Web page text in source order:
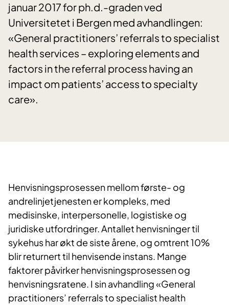
januar 2017 for ph.d.-graden ved
Universitetet i Bergen med avhandlingen:
«General practitioners’ referrals to specialist
health services – exploring elements and
factors in the referral process having an
impact om patients’ access to specialty
care».
Henvisningsprosessen mellom første- og
andrelinjetjenesten er kompleks, med
medisinske, interpersonelle, logistiske og
juridiske utfordringer. Antallet henvisninger til
sykehus har økt de siste årene, og omtrent 10%
blir returnert til henvisende instans. Mange
faktorer påvirker henvisningsprosessen og
henvisningsratene. I sin avhandling «General
practitioners’ referrals to specialist health